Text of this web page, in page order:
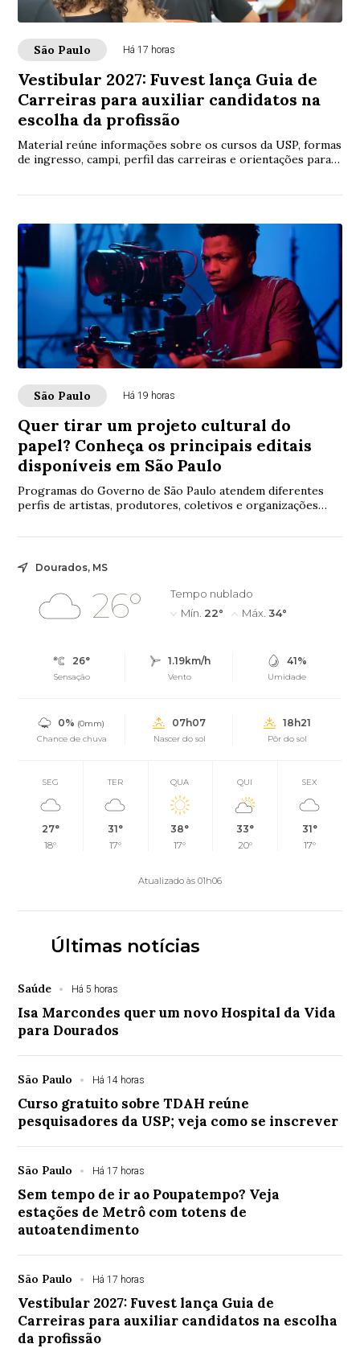
São Paulo Há 17 horas
Vestibular 2027: Fuvest lança Guia de
Carreiras para auxiliar candidatos na
escolha da profissão
Material reúne informações sobre os cursos da USP, formas
de ingresso, campi, perfil das carreiras e orientações para o
São Paulo Há 19 horas
Quer tirar um projeto cultural do
papel? Conheça os principais editais
disponíveis em São Paulo
Programas do Governo de São Paulo atendem diferentes
perfis de artistas, produtores, coletivos e organizações
Dourados, MS
26°
Tempo nublado
Mín. 22° Máx. 34°
26°
Sensação
1.19km/h
Vento
41%
Umidade
0% (0mm)
Chance de chuva
07h07
Nascer do sol
18h21
Pôr do sol
SEG
27°
18°
TER
31°
17°
QUA
38°
17°
QUI
33°
20°
SEX
31°
17°
Atualizado às 01h06
Últimas notícias
Saúde Há 5 horas
Isa Marcondes quer um novo Hospital da Vida
para Dourados
São Paulo Há 14 horas
Curso gratuito sobre TDAH reúne
pesquisadores da USP; veja como se inscrever
São Paulo Há 17 horas
Sem tempo de ir ao Poupatempo? Veja
estações de Metrô com totens de
autoatendimento
São Paulo Há 17 horas
Vestibular 2027: Fuvest lança Guia de
Carreiras para auxiliar candidatos na escolha
da profissão